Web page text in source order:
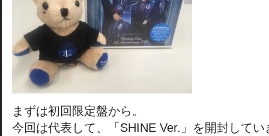
まずは初回限定盤から。
今回は代表して、「SHINE Ver.」を開封してい